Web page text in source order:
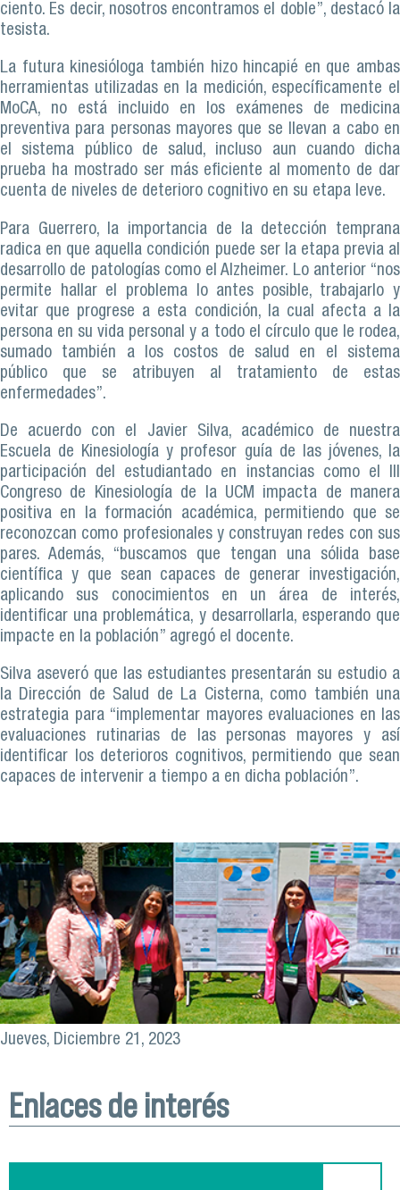
ciento. Es decir, nosotros encontramos el doble”, destacó la
tesista.
La futura kinesióloga también hizo hincapié en que ambas
herramientas utilizadas en la medición, específicamente el
MoCA, no está incluido en los exámenes de medicina
preventiva para personas mayores que se llevan a cabo en
el sistema público de salud, incluso aun cuando dicha
prueba ha mostrado ser más eficiente al momento de dar
cuenta de niveles de deterioro cognitivo en su etapa leve.
Para Guerrero, la importancia de la detección temprana
radica en que aquella condición puede ser la etapa previa al
desarrollo de patologías como el Alzheimer. Lo anterior “nos
permite hallar el problema lo antes posible, trabajarlo y
evitar que progrese a esta condición, la cual afecta a la
persona en su vida personal y a todo el círculo que le rodea,
sumado también a los costos de salud en el sistema
público que se atribuyen al tratamiento de estas
enfermedades”.
De acuerdo con el Javier Silva, académico de nuestra
Escuela de Kinesiología y profesor guía de las jóvenes, la
participación del estudiantado en instancias como el III
Congreso de Kinesiología de la UCM impacta de manera
positiva en la formación académica, permitiendo que se
reconozcan como profesionales y construyan redes con sus
pares. Además, “buscamos que tengan una sólida base
científica y que sean capaces de generar investigación,
aplicando sus conocimientos en un área de interés,
identificar una problemática, y desarrollarla, esperando que
impacte en la población” agregó el docente.
Silva aseveró que las estudiantes presentarán su estudio a
la Dirección de Salud de La Cisterna, como también una
estrategia para “implementar mayores evaluaciones en las
evaluaciones rutinarias de las personas mayores y así
identificar los deterioros cognitivos, permitiendo que sean
capaces de intervenir a tiempo a en dicha población”.
Jueves, Diciembre 21, 2023
Enlaces de interés